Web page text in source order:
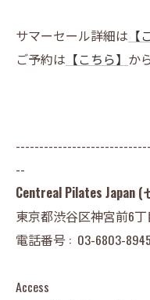
サマーセール詳細は 【
ご予約は 【こちら】 か
--
Centreal Pilates Japan
東京都渋谷区神宮前6丁
電話番号 : 03-6803-8945
Access